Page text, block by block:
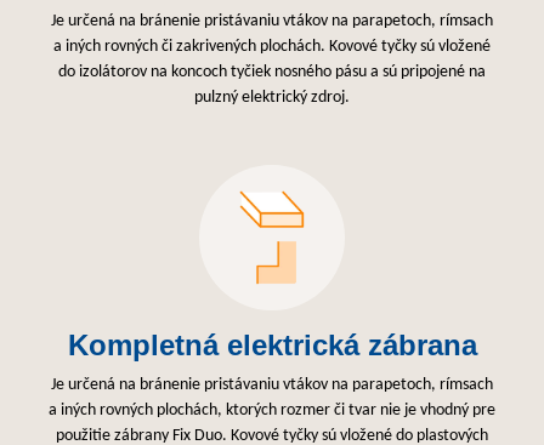
Je určená na bránenie pristávaniu vtákov na parapetoch, rímsach
a iných rovných či zakrivených plochách. Kovové tyčky sú vložené
do izolátorov na koncoch tyčiek nosného pásu a sú pripojené na
pulzný elektrický zdroj.
Kompletná elektrická zábrana
Je určená na bránenie pristávaniu vtákov na parapetoch, rímsach
a iných rovných plochách, ktorých rozmer či tvar nie je vhodný pre
použitie zábrany Fix Duo. Kovové tyčky sú vložené do plastových